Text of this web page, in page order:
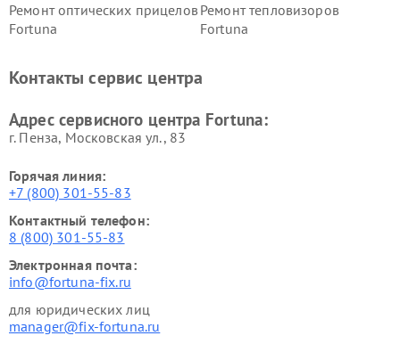
Ремонт оптических прицелов
Fortuna
Ремонт тепловизоров
Fortuna
Контакты сервис центра
Адрес сервисного центра Fortuna:
г. Пенза, Московская ул., 83
Горячая линия:
+7 (800) 301-55-83
Контактный телефон:
8 (800) 301-55-83
Электронная почта:
info@fortuna-fix.ru
для юридических лиц
manager@fix-fortuna.ru